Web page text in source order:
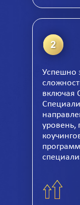
Успешно
включая
уровень,